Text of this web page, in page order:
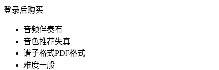
登录后购买
音频伴奏有
音色推荐失真
谱子格式PDF格式
难度一般